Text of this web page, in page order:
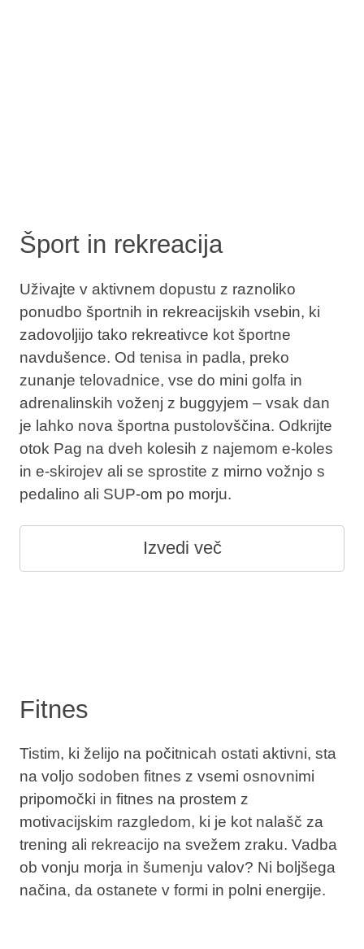
Šport in rekreacija
Uživajte v aktivnem dopustu z raznoliko
ponudbo športnih in rekreacijskih vsebin, ki
zadovoljijo tako rekreativce kot športne
navdušence. Od tenisa in padla, preko
zunanje telovadnice, vse do mini golfa in
adrenalinskih voženj z buggyjem – vsak dan
je lahko nova športna pustolovščina. Odkrijte
otok Pag na dveh kolesih z najemom e-koles
in e-skirojev ali se sprostite z mirno vožnjo s
pedalino ali SUP‑om po morju.
Izvedi več
Fitnes
Tistim, ki želijo na počitnicah ostati aktivni, sta
na voljo sodoben fitnes z vsemi osnovnimi
pripomočki in fitnes na prostem z
motivacijskim razgledom, ki je kot nalašč za
trening ali rekreacijo na svežem zraku. Vadba
ob vonju morja in šumenju valov? Ni boljšega
načina, da ostanete v formi in polni energije.